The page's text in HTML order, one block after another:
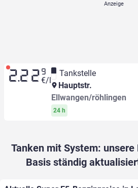
2.22 9
€/l
Tankstelle
Hauptstr.
Ellwangen/röhlingen
24 h
Tanken mit System:
Basis ständig